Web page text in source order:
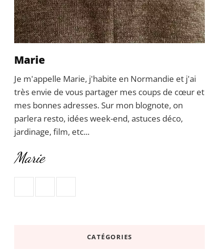
Marie
Je m'appelle Marie, j'habite en Normandie et j'ai
très envie de vous partager mes coups de cœur et
mes bonnes adresses. Sur mon blognote, on
parlera resto, idées week-end, astuces déco,
jardinage, film, etc...
Marie
CATÉGORIES